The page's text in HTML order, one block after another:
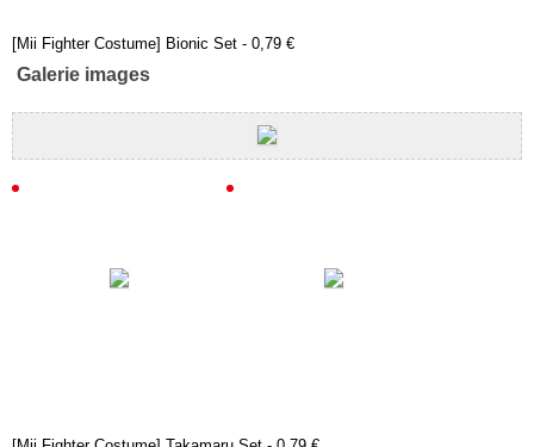
[Mii Fighter Costume] Bionic Set - 0,79 €
Galerie images